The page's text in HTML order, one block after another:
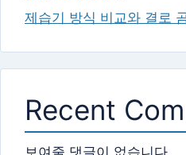
제습기 방식 비교와 결로
Recent
보여줄 댓글이 없습니다.